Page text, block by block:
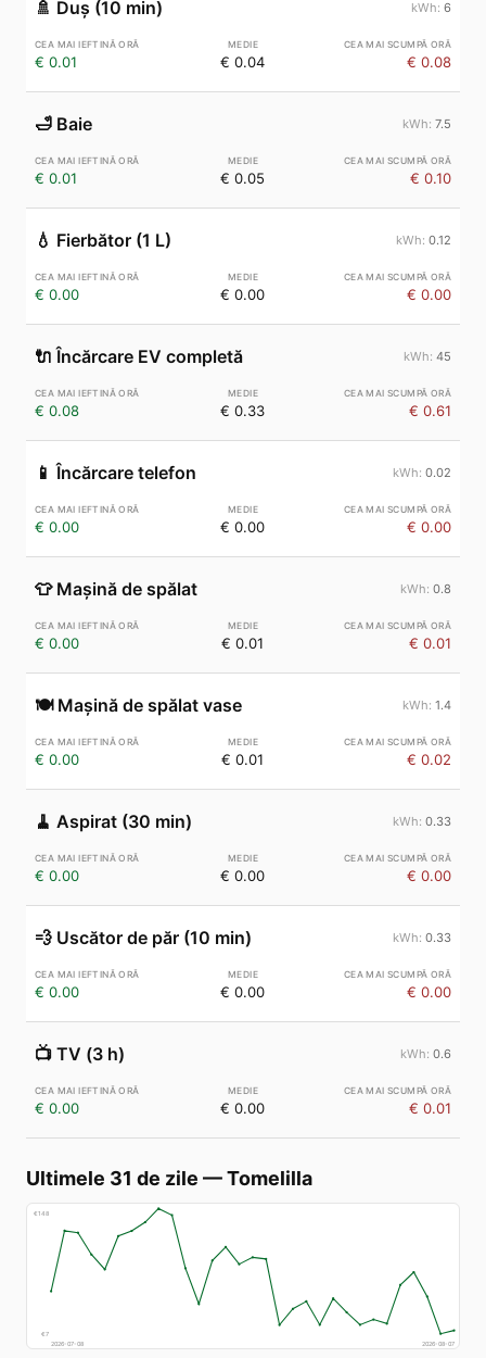
🚿 Duș (10 min) 6
€ 0.01 € 0.04 € 0.08
🛁 Baie 7.5
€ 0.01 € 0.05 € 0.10
💧 Fierbător (1 L) 0.12
€ 0.00 € 0.00 € 0.00
🔌 Încărcare EV completă 45
€ 0.08 € 0.33 € 0.61
📱 Încărcare telefon 0.02
€ 0.00 € 0.00 € 0.00
👕 Mașină de spălat 0.8
€ 0.00 € 0.01 € 0.01
🍽️ Mașină de spălat vase 1.4
€ 0.00 € 0.01 € 0.02
🧹 Aspirat (30 min) 0.33
€ 0.00 € 0.00 € 0.00
💨 Uscător de păr (10 min) 0.33
€ 0.00 € 0.00 € 0.00
📺 TV (3 h) 0.6
€ 0.00 € 0.00 € 0.01
Ultimele 31 de zile —Tomelilla
€148
€7
2026-07-08
2026-08-07